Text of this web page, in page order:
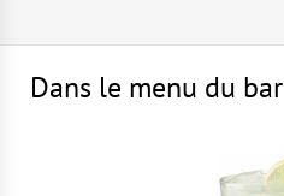
Dans le menu du bar